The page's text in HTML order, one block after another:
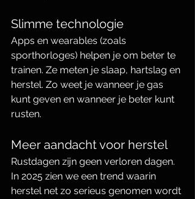
Slimme technologie
Apps en wearables (zoals
sporthorloges) helpen je om beter te
trainen. Ze meten je slaap, hartslag en
herstel. Zo weet je wanneer je gas
kunt geven en wanneer je beter kunt
rusten.
Meer aandacht voor herstel
Rustdagen zijn geen verloren dagen.
In 2025 zien we een trend waarin
herstel net zo serieus genomen wordt